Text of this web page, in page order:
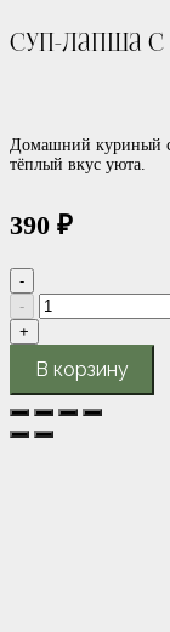
Суп-лапша с
Домашний куриный
тёплый вкус уюта.
390 ₽
Количество
товара
Суп-
лапша
курицей
-
+
В корзину